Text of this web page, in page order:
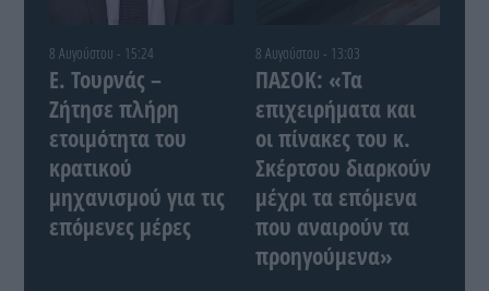
8 Αυγούστου - 15:24
Ε. Τουρνάς –
Ζήτησε πλήρη
ετοιμότητα του
κρατικού
μηχανισμού για τις
επόμενες μέρες
8 Αυγούστου - 13:03
ΠΑΣΟΚ: «Τα
επιχειρήματα και
οι πίνακες του κ.
Σκέρτσου διαρκούν
μέχρι τα επόμενα
που αναιρούν τα
προηγούμενα»